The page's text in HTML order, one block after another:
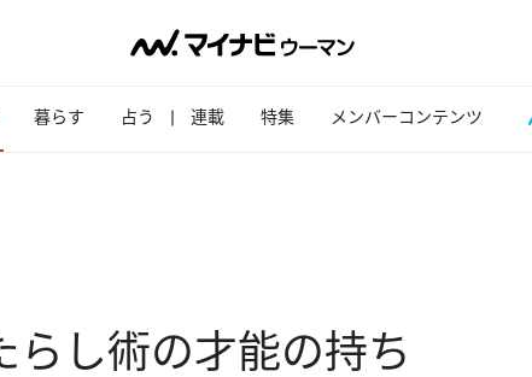
暮らす 占う 連載 特集 メンバーコンテンツ
らし術の才能の持ち